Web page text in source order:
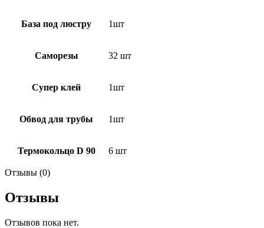
База под люстру 1шт
Саморезы 32 шт
Супер клей 1шт
Обвод для трубы 1шт
Термокольцо D 90 6 шт
Отзывы (0)
Отзывы
Отзывов пока нет.